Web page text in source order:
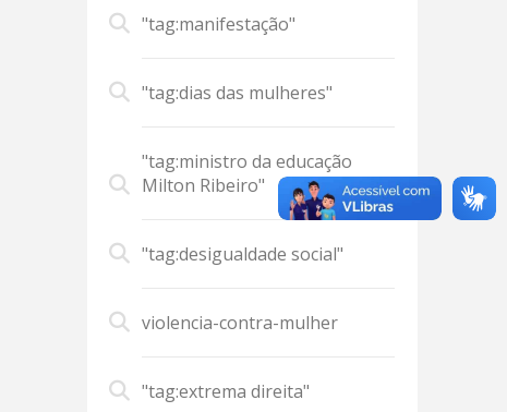
"tag:manifestação"
"tag:dias das mulheres"
"tag:ministro da educação
Milton Ribeiro"
"tag:desigualdade social"
violencia-contra-mulher
"tag:extrema direita"